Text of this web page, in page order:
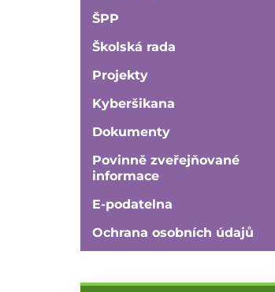
ŠPP
Školská rada
Projekty
Kyberšikana
Dokumenty
Povinně zveřejňované
informace
E-podatelna
Ochrana osobních údajů